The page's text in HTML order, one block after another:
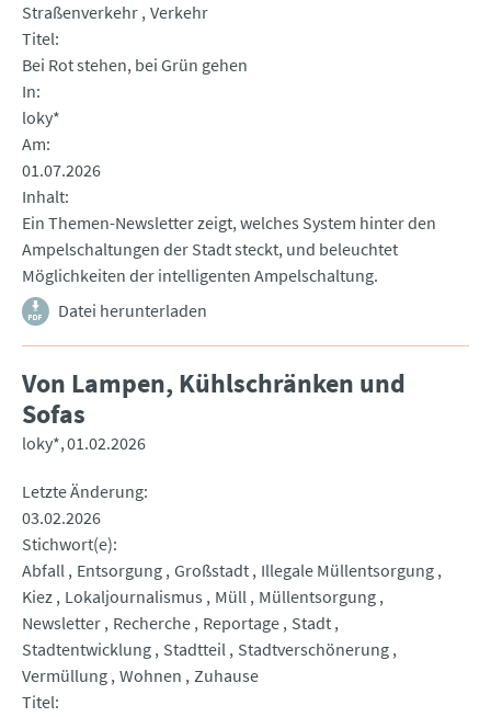
Straßenverkehr Verkehr
Titel
Bei Rot stehen, bei Grün gehen
In
loky*
Am
01.07.2026
Inhalt
Ein Themen-Newsletter zeigt, welches System hinter den
Ampelschaltungen der Stadt steckt, und beleuchtet
Möglichkeiten der intelligenten Ampelschaltung.
Datei herunterladen
Von Lampen, Kühlschränken und
Sofas
loky* 01.02.2026
Letzte Änderung
03.02.2026
Stichwort(e)
Abfall Entsorgung Großstadt Illegale Müllentsorgung
Kiez Lokaljournalismus Müll Müllentsorgung
Newsletter Recherche Reportage Stadt
Stadtentwicklung Stadtteil Stadtverschönerung
Vermüllung Wohnen Zuhause
Titel